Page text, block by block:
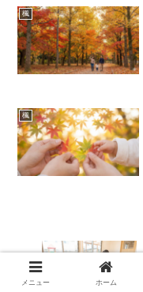
楓
楓
メニュー ホーム